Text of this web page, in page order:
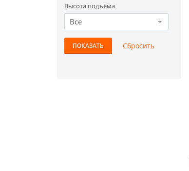
Высота подъёма
Все